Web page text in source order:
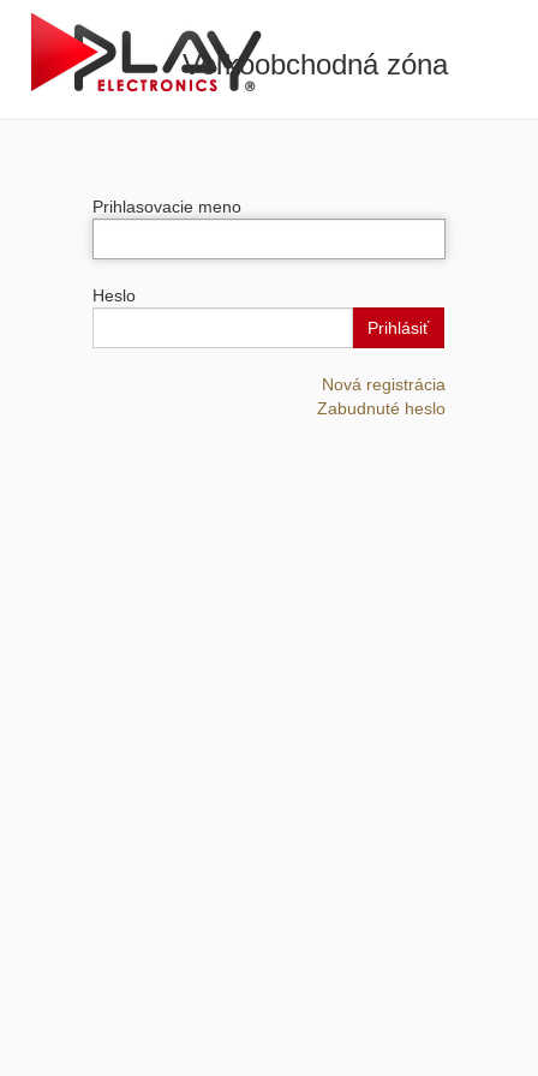
Veľkoobchodná zóna
Prihlasovacie meno
Heslo
Prihlásiť
Nová registrácia
Zabudnuté heslo